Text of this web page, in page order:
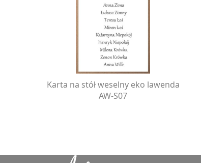
Karta na stół weselny eko lawenda
AW-S07